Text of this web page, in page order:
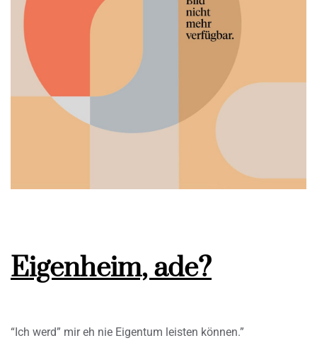
Eigenheim, ade?
“Ich werd” mir eh nie Eigentum leisten können.”